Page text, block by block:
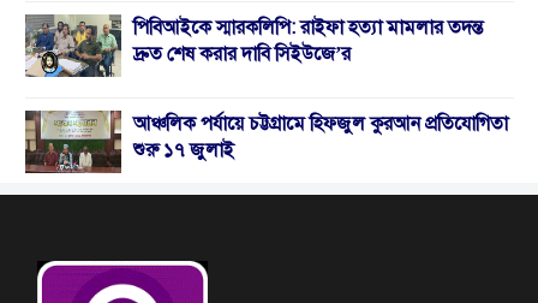
পিবিআইকে স্মারকলিপি: রাইফা হত্যা মামলার তদন্ত
দ্রুত শেষ করার দাবি সিইউজে’র
আঞ্চলিক পর্যায়ে চট্টগ্রামে হিফজুল কুরআন প্রতিযোগিতা
শুরু ১৭ জুলাই